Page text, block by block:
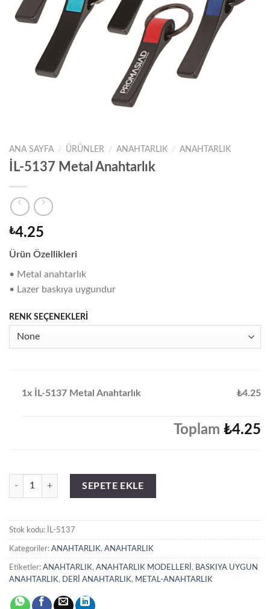
ANA SAYFA / ÜRÜNLER / ANAHTARLIK / ANAHTARLIK
İL-5137 Metal Anahtarlık
₺4.25
Ürün Özellikleri
• Metal anahtarlık
• Lazer baskıya uygundur
RENK SEÇENEKLERİ
1x İL-5137 Metal Anahtarlık ₺4.25
Toplam ₺4.25
İL-5137 Metal Anahtarlık adet
SEPETE EKLE
Stok kodu: İL-5137
Kategoriler: ANAHTARLIK, ANAHTARLIK
Etiketler: ANAHTARLIK, ANAHTARLIK MODELLERİ , BASKIYA UYGUN
ANAHTARLIK, DERİ ANAHTARLIK, METAL-ANAHTARLIK